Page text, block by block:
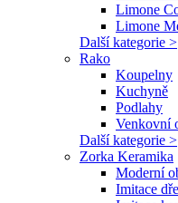
Limone
Limone
Další kategorie >
Rako
Koupelny
Kuchyně
Podlahy
Venkovní
Další kategorie >
Zorka Keramika
Moderní
Imitace